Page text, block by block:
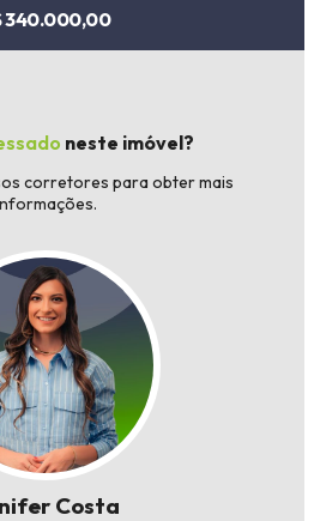
340.000,00
neste imóvel?
corretores para obter mais
Costa